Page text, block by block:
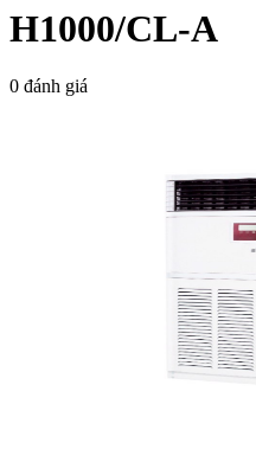
H1000/CL-A
0 đánh giá